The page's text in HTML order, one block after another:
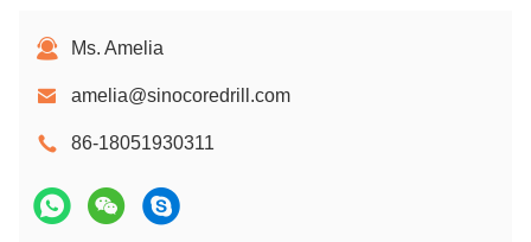
Ms. Amelia
amelia@sinocoredrill.com
86-18051930311